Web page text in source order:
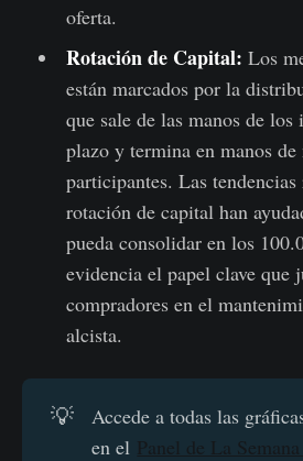
oferta.
Rotación de Capital: Los
están marcados por la
que sale de las manos de los
plazo y termina en manos de
participantes. Las tendencias
rotación de capital han
pueda consolidar en los
evidencia el papel clave que
compradores en el
alcista.
💡
Accede a todas las
en el Panel de La